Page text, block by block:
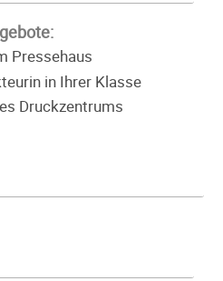
Pressehaus
in Ihrer Klasse
Druckzentrums